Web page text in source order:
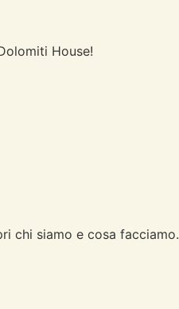
House!
chi siamo e cosa facciamo.